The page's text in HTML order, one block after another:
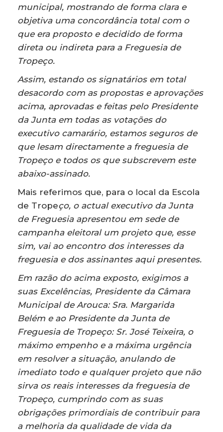
municipal, mostrando de forma clara e
objetiva uma concordância total com o
que era proposto e decidido de forma
direta ou indireta para a Freguesia de
Tropeço.
Assim, estando os signatários em total
desacordo com as propostas e aprovações
acima, aprovadas e feitas pelo Presidente
da Junta em todas as votações do
executivo camarário, estamos seguros de
que lesam directamente a freguesia de
Tropeço e todos os que subscrevem este
abaixo-assinado.
Mais referimos que, para o local da Escola
de Tropeço, o actual executivo da Junta
de Freguesia apresentou em sede de
campanha eleitoral um projeto que, esse
sim, vai ao encontro dos interesses da
freguesia e dos assinantes aqui presentes.
Em razão do acima exposto, exigimos a
suas Excelências, Presidente da Câmara
Municipal de Arouca: Sra. Margarida
Belém e ao Presidente da Junta de
Freguesia de Tropeço: Sr. José Teixeira, o
máximo empenho e a máxima urgência
em resolver a situação, anulando de
imediato todo e qualquer projeto que não
sirva os reais interesses da freguesia de
Tropeço, cumprindo com as suas
obrigações primordiais de contribuir para
a melhoria da qualidade de vida da